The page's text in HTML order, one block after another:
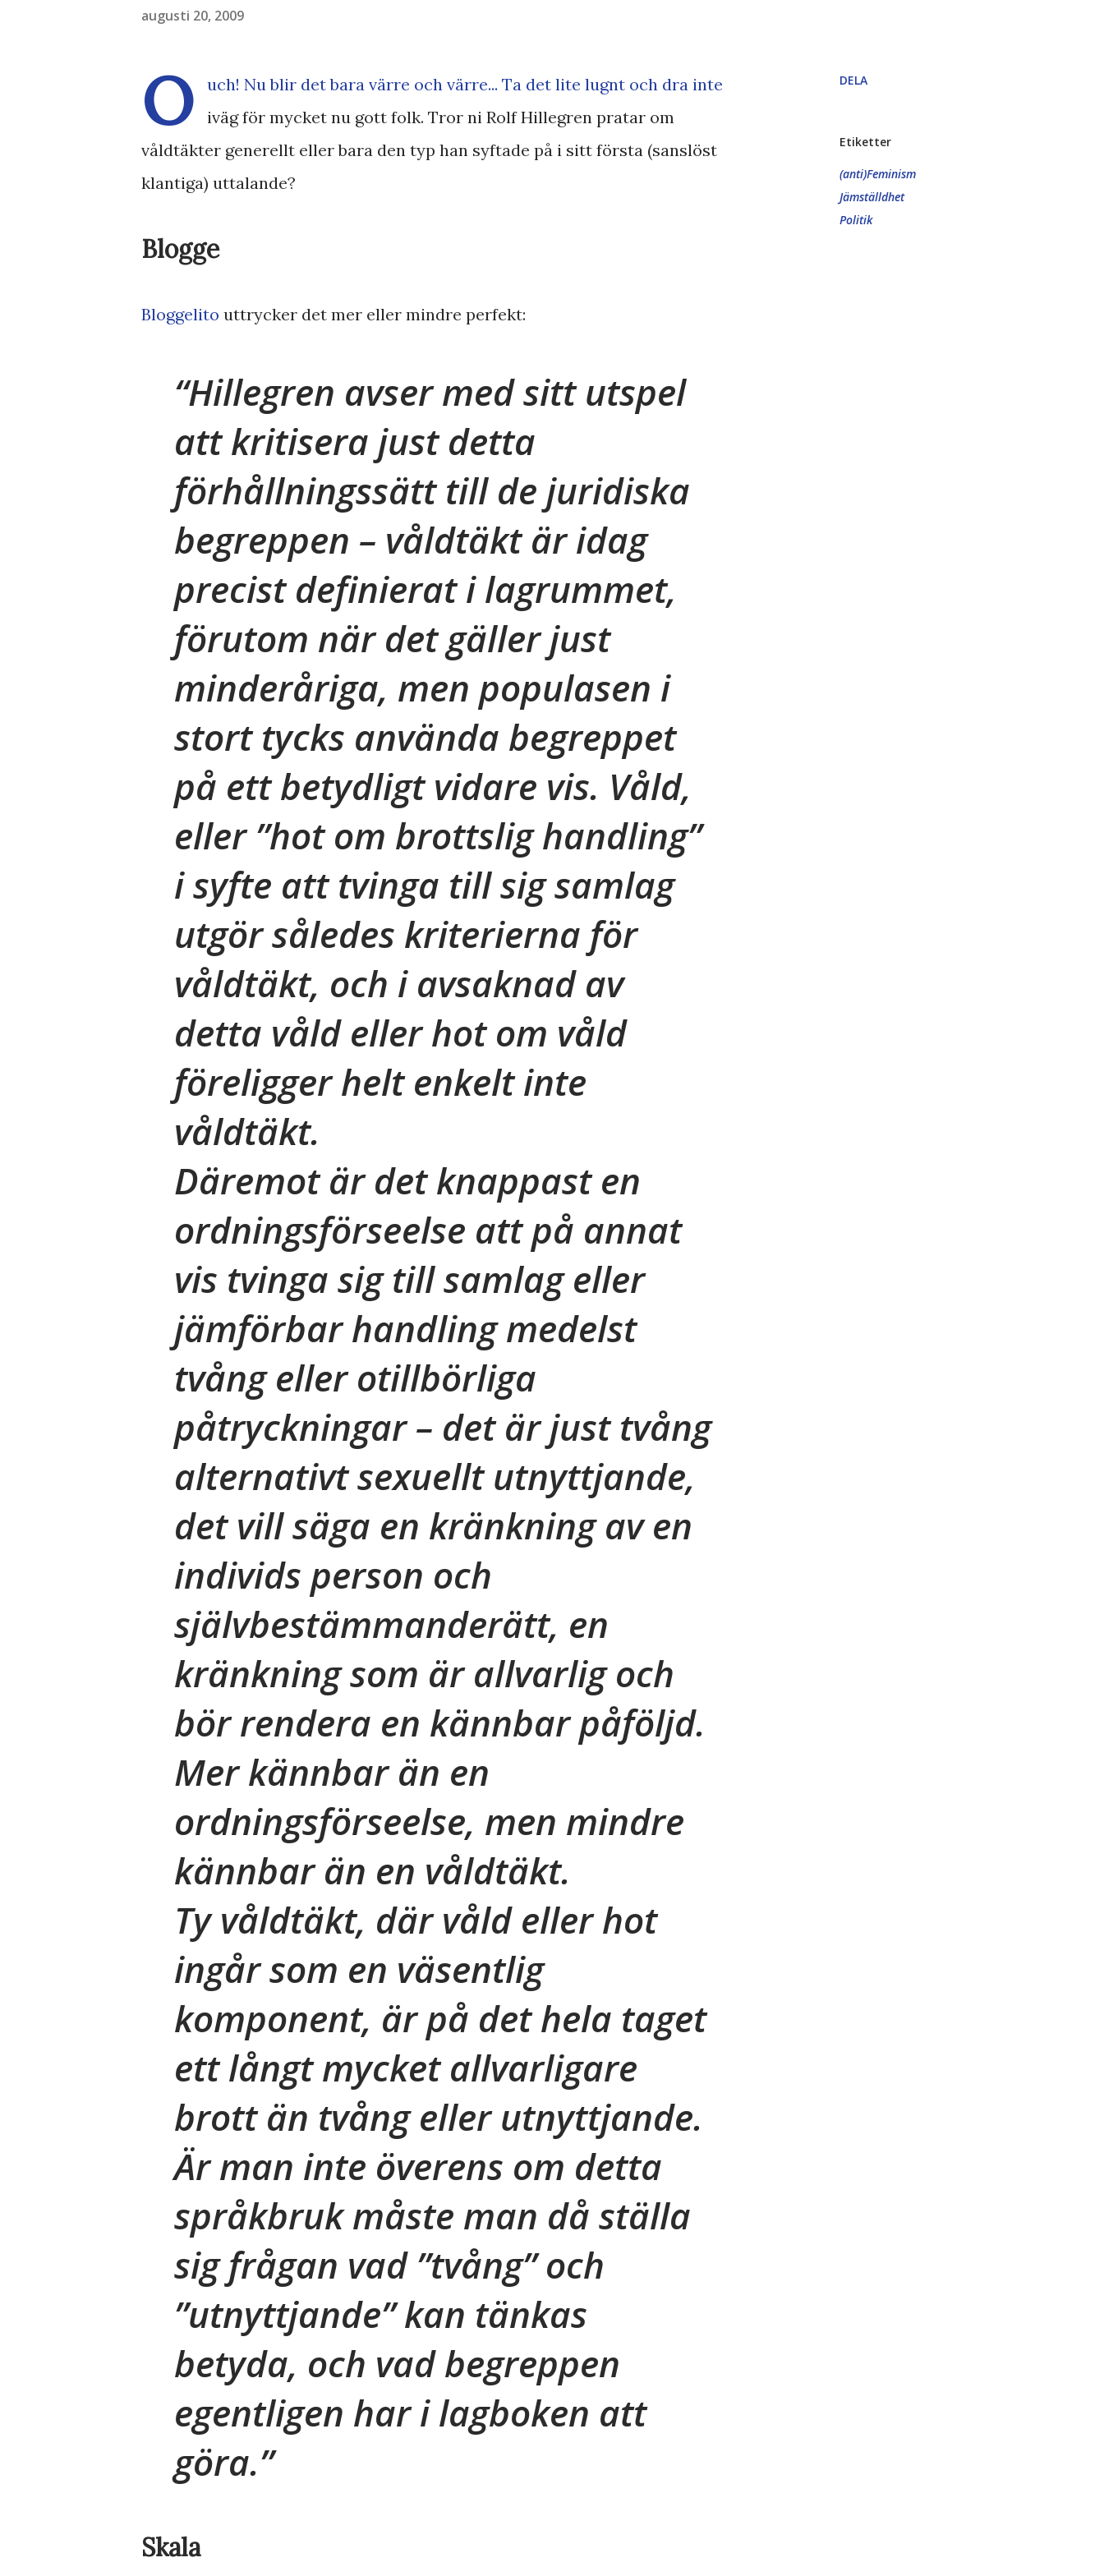
augusti 20, 2009
O
uch! Nu blir det bara värre och värre... Ta det lite lugnt och dra inte
iväg för mycket nu gott folk. Tror ni Rolf Hillegren pratar om
våldtäkter generellt eller bara den typ han syftade på i sitt första (sanslöst
klantiga) uttalande?
Blogge
Bloggelito uttrycker det mer eller mindre perfekt:
Hillegren avser med sitt utspel
att kritisera just detta
förhållningssätt till de juridiska
begreppen – våldtäkt är idag
precist definierat i lagrummet,
förutom när det gäller just
minderåriga, men populasen i
stort tycks använda begreppet
på ett betydligt vidare vis. Våld,
eller ”hot om brottslig handling”
i syfte att tvinga till sig samlag
utgör således kriterierna för
våldtäkt, och i avsaknad av
detta våld eller hot om våld
föreligger helt enkelt inte
våldtäkt.
Däremot är det knappast en
ordningsförseelse att på annat
vis tvinga sig till samlag eller
jämförbar handling medelst
tvång eller otillbörliga
påtryckningar – det är just tvång
alternativt sexuellt utnyttjande,
det vill säga en kränkning av en
individs person och
självbestämmanderätt, en
kränkning som är allvarlig och
bör rendera en kännbar påföljd.
Mer kännbar än en
ordningsförseelse, men mindre
kännbar än en våldtäkt.
Ty våldtäkt, där våld eller hot
ingår som en väsentlig
komponent, är på det hela taget
ett långt mycket allvarligare
brott än tvång eller utnyttjande.
Är man inte överens om detta
språkbruk måste man då ställa
sig frågan vad ”tvång” och
”utnyttjande” kan tänkas
betyda, och vad begreppen
egentligen har i lagboken att
göra.
Skala
DELA
Etiketter
(anti)Feminism
Jämställdhet
Politik